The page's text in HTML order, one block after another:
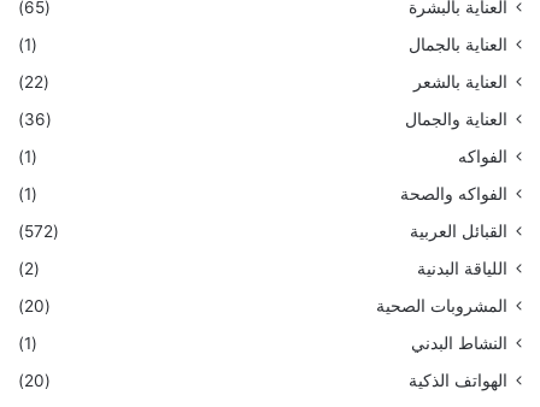
العناية بالبشرة
(65)
العناية بالجمال
(1)
العناية بالشعر
(22)
العناية والجمال
(36)
الفواكه
(1)
الفواكه والصحة
(1)
القبائل العربية
(572)
اللياقة البدنية
(2)
المشروبات الصحية
(20)
النشاط البدني
(1)
الهواتف الذكية
(20)